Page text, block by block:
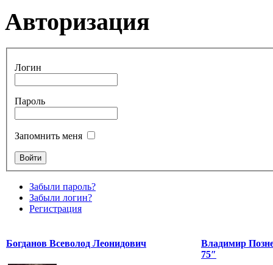
Авторизация
Логин
Пароль
Запомнить меня
Забыли пароль?
Забыли логин?
Регистрация
Богданов Всеволод Леонидович
Владимир
75″